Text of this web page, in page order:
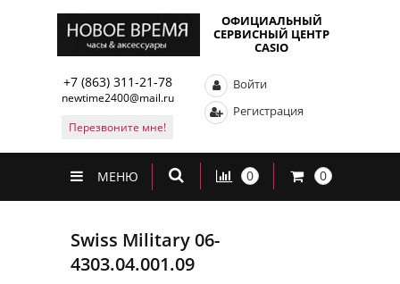
ОФИЦИАЛЬНЫЙ
СЕРВИСНЫЙ ЦЕНТР
CASIO
+7 (863) 311-21-78
newtime2400@mail.ru
Перезвоните мне!
Войти
Регистрация
МЕНЮ 0 0
Swiss Military 06-
4303.04.001.09